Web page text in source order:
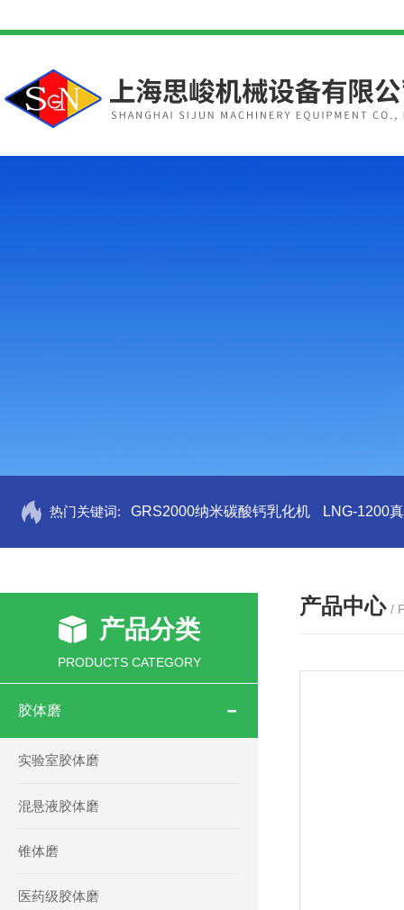
热门关键词: GRS2000纳米碳酸钙乳化机 LNG-1200
产品分类
PRODUCTS CATEGORY
胶体磨
实验室胶体磨
混悬液胶体磨
锥体磨
医药级胶体磨
产品中心 /